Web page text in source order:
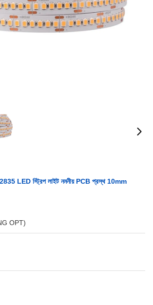
2835 LED স্ট্রিপ লাইট নমনীয় PCB প্রস্থ 10mm
OPT)